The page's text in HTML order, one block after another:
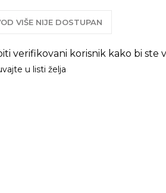
VIŠE NIJE DOSTUPAN
verifikovani korisnik kako bi ste
u listi želja